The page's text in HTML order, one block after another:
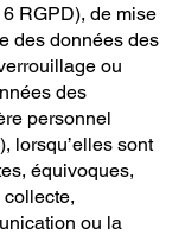
RGPD), de mise
des données des
ou
des
personnel
lorsqu’elles sont
équivoques,
ou la